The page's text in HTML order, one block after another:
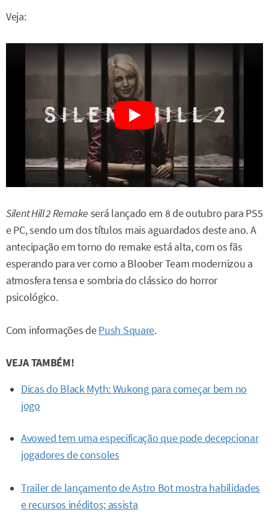
Veja:
Silent Hill 2 Remake será lançado em 8 de outubro para PS5
e PC, sendo um dos títulos mais aguardados deste ano. A
antecipação em torno do remake está alta, com os fãs
esperando para ver como a Bloober Team modernizou a
atmosfera tensa e sombria do clássico do horror
psicológico.
Com informações dePush Square.
VEJA TAMBÉM!
Dicas do Black Myth: Wukong para começar bem no
jogo
Avowed tem uma especificação que pode decepcionar
jogadores de consoles
Trailer de lançamento de Astro Bot mostra habilidades
e recursos inéditos; assista